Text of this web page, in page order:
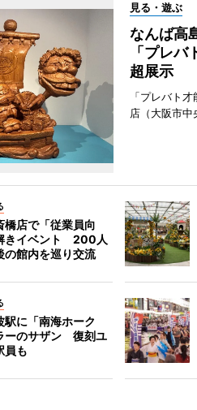
見る・遊ぶ
なんば高
「プレ
超展示
「プレバト
店（大阪市中
橋店で「従業員向
きイベント 200人
の館内を巡り交流
駅に「南海ホーク
ーのサザン 復刻ユ
員も